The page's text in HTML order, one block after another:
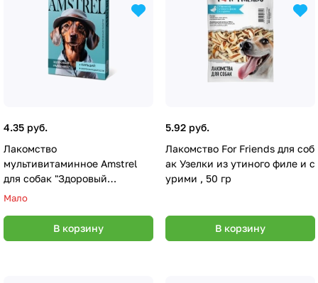
4.35 руб.
Лакомство
мультивитаминное Amstrel
для собак "Здоровый
иммунитет", 90 таб.
Мало
В корзину
5.92 руб.
Лакомство For Friends для соб
ак Узелки из утиного филе и с
урими , 50 гр
В корзину